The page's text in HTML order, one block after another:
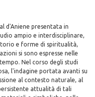
d'Aniene presentata in
ampio e interdisciplinare,
e forme di spiritualità,
si sono espresse nelle
Nel corso degli studi
l'indagine portata avanti su
al contesto naturale, al
attualità di tali